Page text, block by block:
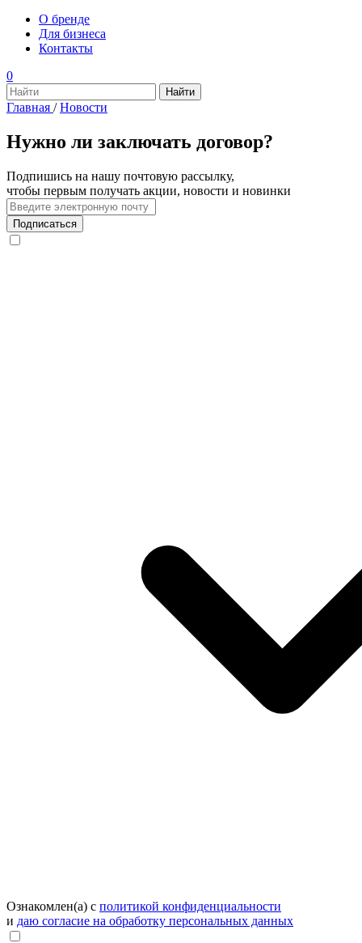
О бренде
Для бизнеса
Контакты
0
Главная / Новости
Нужно ли заключать договор?
Подпишись на нашу почтовую рассылку,
чтобы первым получать акции, новости и новинки
Подписаться
Ознакомлен(а) с политикой конфиденциальности
и даю согласие на обработку персональных данных